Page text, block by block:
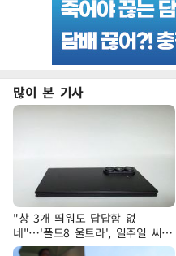
많이 본 기사
"창 3개 띄워도 답답함 없
네"…'폴드8 울트라', 일주일 써보
니